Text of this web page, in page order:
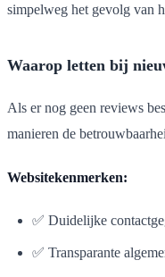
simpelweg het gevolg van
Waarop letten bij
Als er nog geen reviews
manieren de
Websitekenmerken:
✅ Duidelijke
✅ Transparante